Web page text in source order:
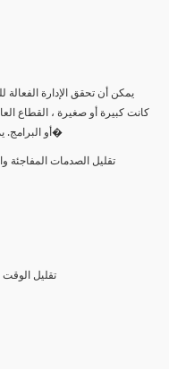
يمكن أن تحقق الإدارة
كانت كبيرة أو صغيرة ، القطاع
أو البرامج. يمكن أن يحسن الأداء مقابل الأهداف من خلال المس�
تقليل الصدمات المفاجئة
تقليل